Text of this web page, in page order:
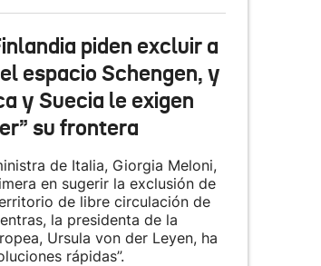
piden excluir a
espacio Schengen, y
y Suecia le exigen
su frontera
de Italia, Giorgia Meloni,
en sugerir la exclusión de
de libre circulación de
la presidenta de la
Ursula von der Leyen, ha
rápidas”.